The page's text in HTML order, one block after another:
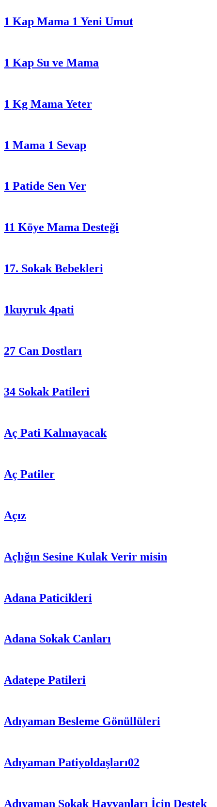
1 Kap Mama 1 Yeni Umut
1 Kap Su ve Mama
1 Kg Mama Yeter
1 Mama 1 Sevap
1 Patide Sen Ver
11 Köye Mama Desteği
17. Sokak Bebekleri
1kuyruk 4pati
27 Can Dostları
34 Sokak Patileri
Aç Pati Kalmayacak
Aç Patiler
Açız
Açlığın Sesine Kulak Verir misin
Adana Paticikleri
Adana Sokak Canları
Adatepe Patileri
Adıyaman Besleme Gönüllüleri
Adıyaman Patiyoldaşları02
Adıyaman Sokak Hayvanları İçin Destek